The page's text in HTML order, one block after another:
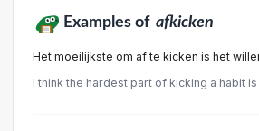
Examples of afkicken
Het moeilijkste om af te kicken is het
I think the hardest part of kicking a habit